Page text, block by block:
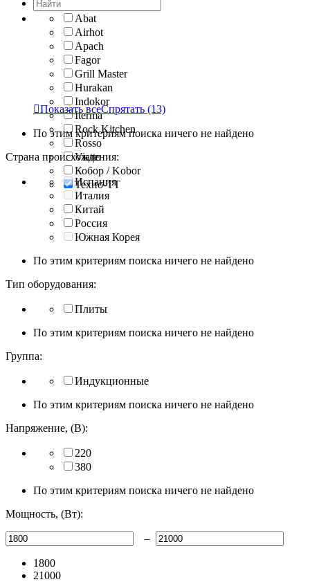
Abat
Airhot
Apach
Fagor
Grill Master
Hurakan
Indokor
Iterma
Rock Kitchen
Rosso
Viatto
Кобор / Kobor
Техно-ТТ
Показать всеСпрятать (13)
По этим критериям поиска ничего не найдено
Страна происхождения:
Испания
Италия
Китай
Россия
Южная Корея
По этим критериям поиска ничего не найдено
Тип оборудования:
Плиты
По этим критериям поиска ничего не найдено
Группа:
Индукционные
По этим критериям поиска ничего не найдено
Напряжение, (В):
220
380
По этим критериям поиска ничего не найдено
Мощность, (Вт):
–
1800
21000